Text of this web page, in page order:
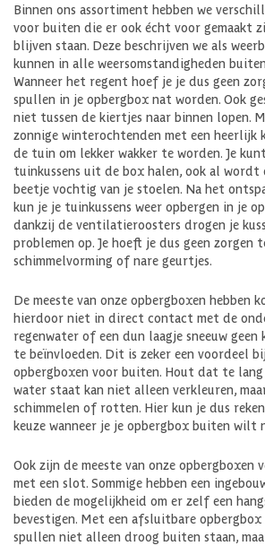
Binnen ons assortiment hebben we
voor buiten die er ook écht voor gemaakt
blijven staan. Deze beschrijven we als
kunnen in alle weersomstandigheden
Wanneer het regent hoef je je dus geen
spullen in je opbergbox nat worden. Ook
niet tussen de kiertjes naar binnen lopen.
zonnige winterochtenden met een heerlijk
de tuin om lekker wakker te worden. Je
tuinkussens uit de box halen, ook al wordt
beetje vochtig van je stoelen. Na het
kun je je tuinkussens weer opbergen in je
dankzij de ventilatieroosters drogen je
problemen op. Je hoeft je dus geen zorgen
schimmelvorming of nare geurtjes.
De meeste van onze opbergboxen hebben
hierdoor niet in direct contact met de
regenwater of een dun laagje sneeuw geen
te beïnvloeden. Dit is zeker een voordeel
opbergboxen voor buiten. Hout dat te
water staat kan niet alleen verkleuren,
schimmelen of rotten. Hier kun je dus
keuze wanneer je je opbergbox buiten wilt
Ook zijn de meeste van onze
met een slot. Sommige hebben een
bieden de mogelijkheid om er zelf een
bevestigen. Met een afsluitbare
spullen niet alleen droog buiten staan,